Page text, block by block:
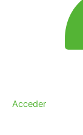
Acceder